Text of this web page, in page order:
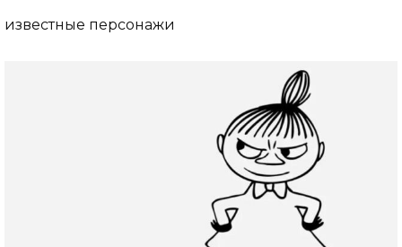
известные персонажи